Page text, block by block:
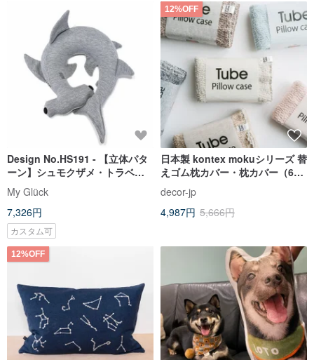
Design No.HS191 - 【立体パタ
ーン】シュモクザメ・トラベルU
ピロー
My Glück
7,326円
カスタム可
12%OFF
日本製 kontex mokuシリーズ 替
えゴム枕カバー・枕カバー（6
色）
decor-jp
4,987円 5,666円
12%OFF